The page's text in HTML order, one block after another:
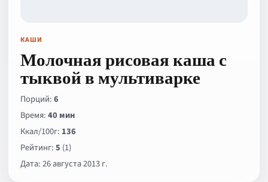
КАШИ
Молочная рисовая каша с
тыквой в мультиварке
Порций:6
Время:40 мин
Ккал/100г: 136
Рейтинг:5 (1)
Дата: 26 августа 2013 г.